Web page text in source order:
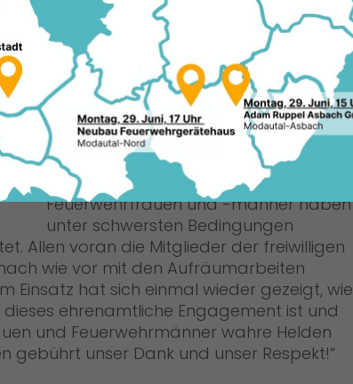
Nicht zuletzt durch die zusätzliche
Gefahr von Munitionsresten im Boden
war dieser Einsatz alles Andere als
alltäglich. Der Landtagsabgeordnete
und hessische CDU-Generalsekretär
Manfred Pentz spricht daher allen
beteiligten Einsatzkräften seinen
ausdrücklichen Dank aus: „Die
unzähligen ehrenamtlichen
Feuerwehrfrauen und -männer haben
unter schwersten Bedingungen
Allen voran die Mitglieder der freiwilligen
wie vor mit den Aufräumarbeiten
Einsatz hat sich einmal wieder gezeigt, wie
ehrenamtliche Engagement ist und
und Feuerwehrmänner wahre Helden
gebührt unser Dank und unser Respekt!“